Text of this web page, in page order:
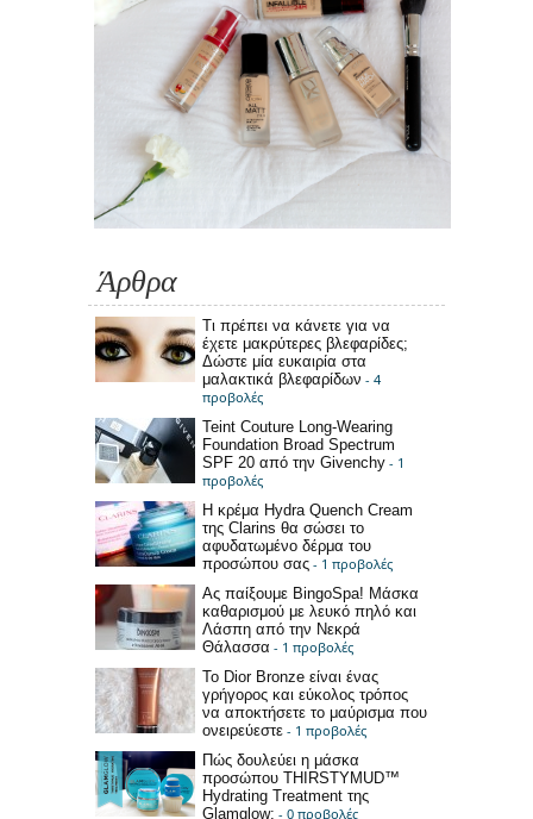
Άρθρα
Τι πρέπει να κάνετε για να
έχετε μακρύτερες βλεφαρίδες;
Δώστε μία ευκαιρία στα
μαλακτικά βλεφαρίδων - 4
προβολές
Teint Couture Long-Wearing
Foundation Broad Spectrum
SPF 20 από την Givenchy - 1
προβολές
Η κρέμα Hydra Quench Cream
της Clarins θα σώσει το
αφυδατωμένο δέρμα του
προσώπου σας - 1 προβολές
Ας παίξουμε BingoSpa! Μάσκα
καθαρισμού με λευκό πηλό και
Λάσπη από την Νεκρά
Θάλασσα - 1 προβολές
Το Dior Bronze είναι ένας
γρήγορος και εύκολος τρόπος
να αποκτήσετε το μαύρισμα που
ονειρεύεστε - 1 προβολές
Πώς δουλεύει η μάσκα
προσώπου THIRSTYMUD™
Hydrating Treatment της
Glamglow; - 0 προβολές